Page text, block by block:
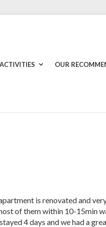
OUR
is renovated and
of them within 10-15min
4 days and we had a